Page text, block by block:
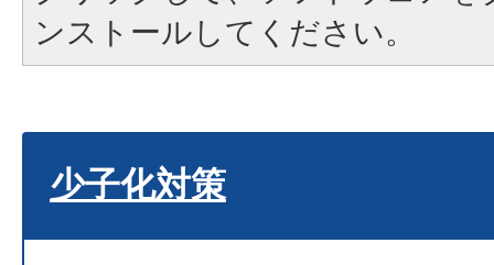
ンストールしてください。
少子化対策